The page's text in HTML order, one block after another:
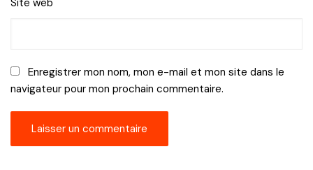
Enregistrer mon nom, mon e-mail et mon site dans le
navigateur pour mon prochain commentaire.